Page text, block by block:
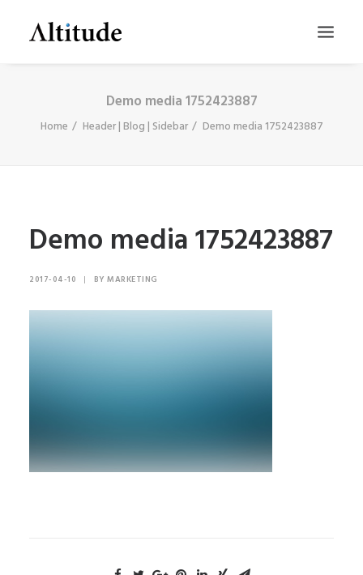
Demo media 1752423887
Home Header | Blog | Sidebar Demo media 1752423887
Demo media 1752423887
2017-04-10 | BY MARKETING